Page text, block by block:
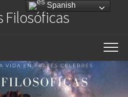
Filosóficas
Spanish